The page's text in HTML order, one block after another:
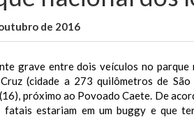
de 2016
grave entre dois veículos no
(cidade a 273 quilômetros de
próximo ao Povoado Caete. De
fatais estariam em um buggy e que